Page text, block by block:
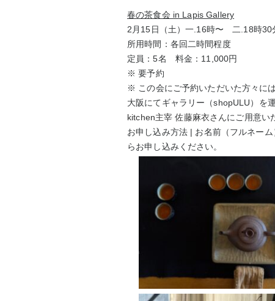
春の茶食会 in Lapis Gallery
2月15日（土）一.16時〜 二.18時30
所用時間：各回二時間程度
定員：5名 料金：11,000円
※ 要予約
※ この会にご予約いただいた方々に
大阪にてギャラリー（shopULU）を
kitchen主宰 佐藤麻衣さんにご用意い
お申し込み方法 | お名前（フルネー
らお申し込みください。